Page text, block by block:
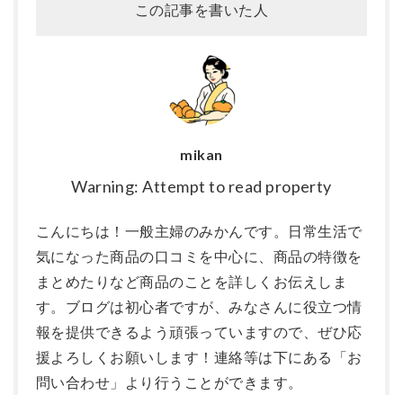
この記事を書いた人
mikan
Warning: Attempt to read property
こんにちは！一般主婦のみかんです。日常生活で
気になった商品の口コミを中心に、商品の特徴を
まとめたりなど商品のことを詳しくお伝えしま
す。ブログは初心者ですが、みなさんに役立つ情
報を提供できるよう頑張っていますので、ぜひ応
援よろしくお願いします！連絡等は下にある「お
問い合わせ」より行うことができます。